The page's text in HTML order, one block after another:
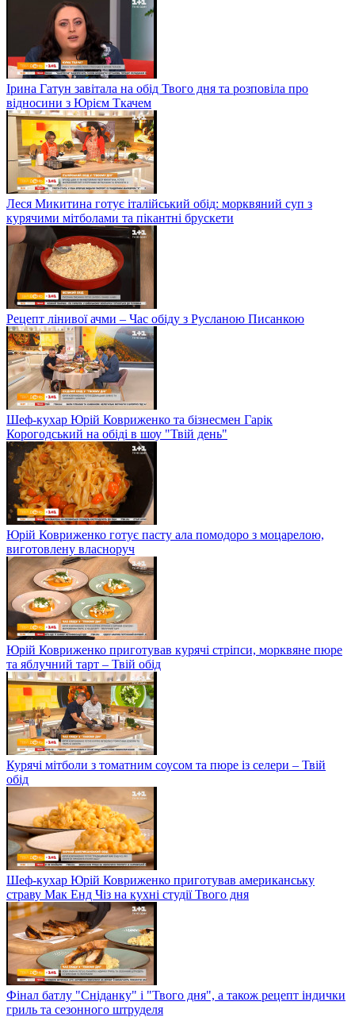
Ірина Гатун завітала на обід Твого дня та розповіла про
відносини з Юрієм Ткачем
Леся Микитина готує італійський обід: морквяний суп з
курячими мітболами та пікантні брускети
Рецепт лінивої ачми – Час обіду з Русланою Писанкою
Шеф-кухар Юрій Ковриженко та бізнесмен Гарік
Корогодський на обіді в шоу "Твій день"
Юрій Ковриженко готує пасту ала помодоро з моцарелою,
виготовлену власноруч
Юрій Ковриженко приготував курячі стріпси, морквяне пюре
та яблучний тарт – Твій обід
Курячі мітболи з томатним соусом та пюре із селери – Твій
обід
Шеф-кухар Юрій Ковриженко приготував американську
страву Мак Енд Чіз на кухні студії Твого дня
Фінал батлу "Сніданку" і "Твого дня", а також рецепт індички
гриль та сезонного штруделя